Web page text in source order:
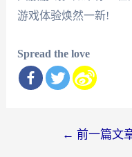
游戏体验焕然一新!
Spread the love
← 前一篇文